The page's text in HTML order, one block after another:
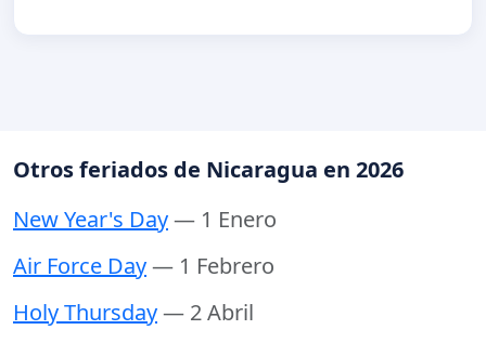
Otros feriados de Nicaragua en 2026
New Year's Day— 1 Enero
Air Force Day— 1 Febrero
Holy Thursday— 2 Abril